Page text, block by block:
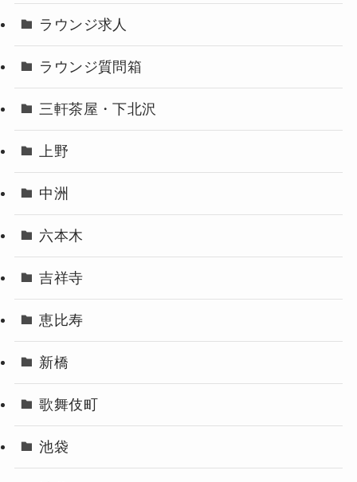
ラウンジ求人
ラウンジ質問箱
三軒茶屋・下北沢
上野
中洲
六本木
吉祥寺
恵比寿
新橋
歌舞伎町
池袋